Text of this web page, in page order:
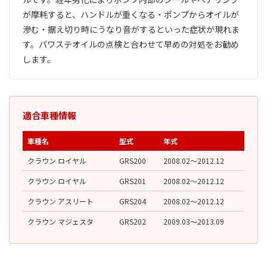
が摩耗すると、ハンドルが重くなる・ポンプからオイルが
滲む・据え切り時にうなり音がするといった症状が現れま
す。パワステオイルの点検と合わせて早めの対処をお勧め
します。
適合車種情報
車種名 型式
年式
クラウン ロイヤル
GRS200
2008.02〜2012.12
クラウン ロイヤル
GRS201
2008.02〜2012.12
クラウン アスリート
GRS204
2008.02〜2012.12
クラウン マジェスタ
GRS202 2009.03〜2013.09